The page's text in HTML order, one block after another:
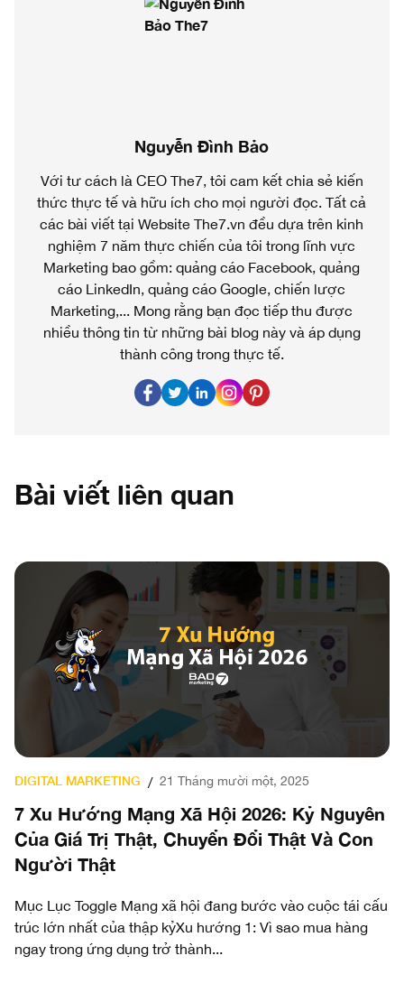
Nguyễn Đình Bảo
Với tư cách là CEO The7, tôi cam kết chia sẻ kiến
thức thực tế và hữu ích cho mọi người đọc. Tất cả
các bài viết tại Website The7.vn đều dựa trên kinh
nghiệm 7 năm thực chiến của tôi trong lĩnh vực
Marketing bao gồm: quảng cáo Facebook, quảng
cáo LinkedIn, quảng cáo Google, chiến lược
Marketing,... Mong rằng bạn đọc tiếp thu được
nhiều thông tin từ những bài blog này và áp dụng
thành công trong thực tế.
Bài viết liên quan
DIGITAL MARKETING / 21 Tháng mười một, 2025
7 Xu Hướng Mạng Xã Hội 2026: Kỷ Nguyên
Của Giá Trị Thật, Chuyển Đổi Thật Và Con
Người Thật
Mục Lục Toggle Mạng xã hội đang bước vào cuộc tái cấu
trúc lớn nhất của thập kỷXu hướng 1: Vì sao mua hàng
ngay trong ứng dụng trở thành...